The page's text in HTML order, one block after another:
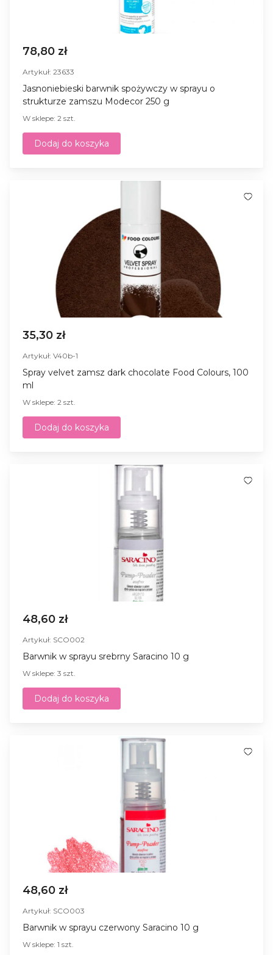
78,80 zł
Artykuł: 23633
Jasnoniebieski barwnik spożywczy w sprayu o
strukturze zamszu Modecor 250 g
W sklepe: 2 szt.
Dodaj do koszyka
35,30 zł
Artykuł: V40b-1
Spray velvet zamsz dark chocolate Food Colours, 100
ml
W sklepe: 2 szt.
Dodaj do koszyka
48,60 zł
Artykuł: SCO002
Barwnik w sprayu srebrny Saracino 10 g
W sklepe: 3 szt.
Dodaj do koszyka
48,60 zł
Artykuł: SCO003
Barwnik w sprayu czerwony Saracino 10 g
W sklepe: 1 szt.